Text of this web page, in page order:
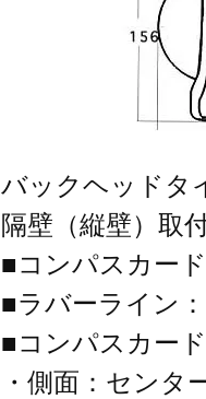
バックヘッドタ
隔壁（縦壁）取
■コンパスカー
■ラバーライン
■コンパスカー
・側面：センタ